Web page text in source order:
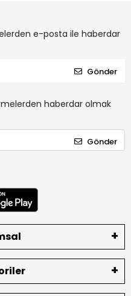
e-posta ile haberdar
Gönder
haberdar olmak
Gönder